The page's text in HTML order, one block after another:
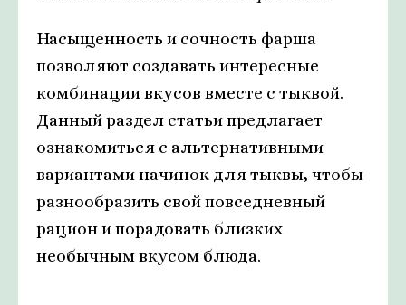
Насыщенность и сочность фарша
позволяют создавать интересные
комбинации вкусов вместе с тыквой.
Данный раздел статьи предлагает
ознакомиться с альтернативными
вариантами начинок для тыквы, чтобы
разнообразить свой повседневный
рацион и порадовать близких
необычным вкусом блюда.